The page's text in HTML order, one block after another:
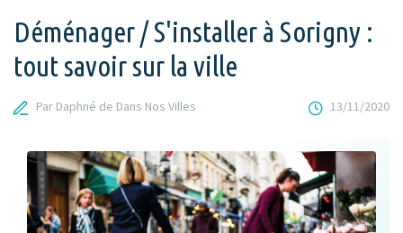
Déménager / S'installer à Sorigny :
tout savoir sur la ville
Par Daphné de Dans Nos Villes 13/11/2020